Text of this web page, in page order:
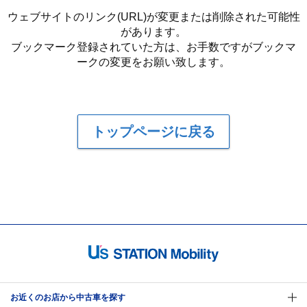
ウェブサイトのリンク(URL)が変更または削除された可能性
があります。
ブックマーク登録されていた方は、お手数ですがブックマ
ークの変更をお願い致します。
トップページに戻る
お近くのお店から中古車を探す